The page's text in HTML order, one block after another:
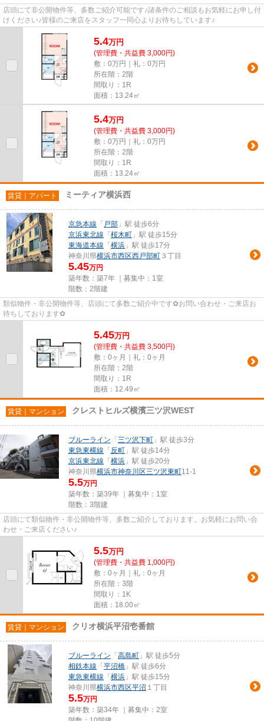
店頭にて非公開物件等、多数ご紹介可能です♪諸条件のご相談もお気軽にお申し付
けください♪皆様のご来店をスタッフ一同心よりお待ちしています♪
5.4万円
(管理費・共益費 3,000円)
敷：0万円｜礼：0万円
所在階：2階
間取り：1R
面積：13.24㎡
5.4万円
(管理費・共益費 3,000円)
敷：0万円｜礼：0万円
所在階：2階
間取り：1R
面積：13.24㎡
賃貸｜アパート ミーティア横浜西
京急本線 「 戸部 」駅 徒歩6分
京浜東北線 「 桜木町 」駅 徒歩15分
東海道本線 「 横浜 」駅 徒歩17分
神奈川県横浜市西区西戸部町 ３丁目
5.45万円
築年数：築7年 ｜募集中： 1室
階数：2階建
類似物件・非公開物件等、店頭にて多数ご紹介中です✿お問い合わせ・ご来店お
待ちしております✿
5.45万円
(管理費・共益費 3,500円)
敷：0ヶ月｜礼：0ヶ月
所在階：2階
間取り：1R
面積：12.49㎡
賃貸｜マンション クレストヒルズ横濱三ツ沢WEST
ブルーライン 「 三ツ沢下町 」駅 徒歩3分
東急東横線 「 反町 」駅 徒歩14分
京浜東北線 「 横浜 」駅 徒歩20分
神奈川県横浜市神奈川区三ツ沢東町11-1
5.5万円
築年数：築39年 ｜募集中： 1室
階数：3階建
店頭にて類似物件・非公開物件等、多数ご紹介しております。お気軽にお問い合
わせ・ご来店ください♪
5.5万円
(管理費・共益費 1,000円)
敷：0ヶ月｜礼：0ヶ月
所在階：3階
間取り：1K
面積：18.00㎡
賃貸｜マンション クリオ横浜平沼壱番館
ブルーライン 「 高島町 」駅 徒歩5分
相鉄本線 「 平沼橋 」駅 徒歩6分
東急東横線 「 横浜 」駅 徒歩15分
神奈川県横浜市西区平沼 １丁目
5.5万円
築年数：築34年 ｜募集中： 2室